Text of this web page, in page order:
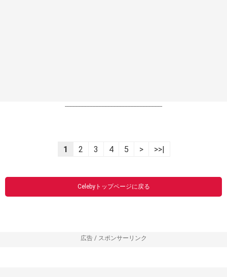
----------------------------------------------------------------
1 2 3 4 5 > >>|
Celebyトップページに戻る
広告 / スポンサーリンク